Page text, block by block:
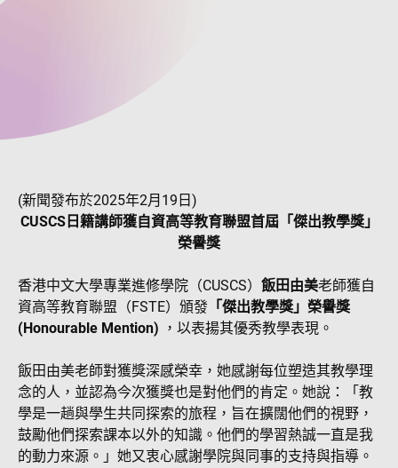
(新聞發布於2025年2月19日)
CUSCS日籍講師獲自資高等教育聯盟首屆「傑出教學獎」
榮譽獎
香港中文大學專業進修學院（CUSCS） 飯田由美老師獲自
資高等教育聯盟（FSTE）頒發 「傑出教學獎」榮譽獎
(Honourable Mention) ，以表揚其優秀教學表現。
飯田由美老師對獲獎深感榮幸，她感謝每位塑造其教學理
念的人，並認為今次獲獎也是對他們的肯定。她說：「教
學是一趟與學生共同探索的旅程，旨在擴闊他們的視野，
鼓勵他們探索課本以外的知識。他們的學習熱誠一直是我
的動力來源。」她又衷心感謝學院與同事的支持與指導。